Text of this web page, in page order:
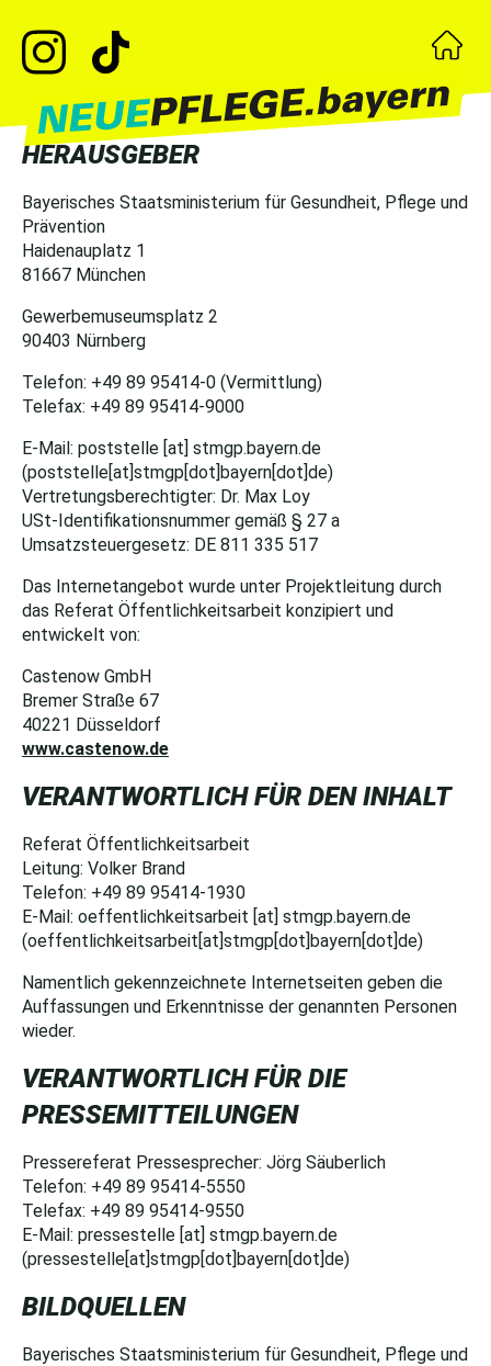
HERAUSGEBER
Bayerisches Staatsministerium für Gesundheit, Pflege und
Prävention
Haidenauplatz 1
81667 München
Gewerbemuseumsplatz 2
90403 Nürnberg
Telefon: +49 89 95414-0 (Vermittlung)
Telefax: +49 89 95414-9000
E-Mail: poststelle [at] stmgp.bayern.de
(poststelle[at]stmgp[dot]bayern[dot]de)
Vertretungsberechtigter: Dr. Max Loy
USt-Identifikationsnummer gemäß § 27 a
Umsatzsteuergesetz: DE 811 335 517
Das Internetangebot wurde unter Projektleitung durch
das Referat Öffentlichkeitsarbeit konzipiert und
entwickelt von:
Castenow GmbH
Bremer Straße 67
40221 Düsseldorf
www.castenow.de
VERANTWORTLICH FÜR DEN INHALT
Referat Öffentlichkeitsarbeit
Leitung: Volker Brand
Telefon: +49 89 95414-1930
E-Mail: oeffentlichkeitsarbeit [at] stmgp.bayern.de
(oeffentlichkeitsarbeit[at]stmgp[dot]bayern[dot]de)
Namentlich gekennzeichnete Internetseiten geben die
Auffassungen und Erkenntnisse der genannten Personen
wieder.
VERANTWORTLICH FÜR DIE
PRESSEMITTEILUNGEN
Pressereferat Pressesprecher: Jörg Säuberlich
Telefon: +49 89 95414-5550
Telefax: +49 89 95414-9550
E-Mail: pressestelle [at] stmgp.bayern.de
(pressestelle[at]stmgp[dot]bayern[dot]de)
BILDQUELLEN
Bayerisches Staatsministerium für Gesundheit, Pflege und